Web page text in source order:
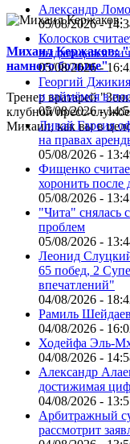
Михаил Кержаков:
намного больше"
Тренер вратарей
клубной пресс-
Михаил, как вы в
Александр
05/08/2026 -
Колосков
выдающаяся
05/08/2026 -
Георгий
и займёмся в
05/08/2026 -
Ливай Гарсия
на правах
05/08/2026 -
Фищенко
хоронить после
05/08/2026 -
"Чита" снялась
проблем
05/08/2026 -
Леонид
65 побед, 2
впечатлений"
04/08/2026 -
Рамиль
04/08/2026 -
Ходейфа Эль-
04/08/2026 -
Александр
достижимая
04/08/2026 -
Арбитражный
рассмотрит